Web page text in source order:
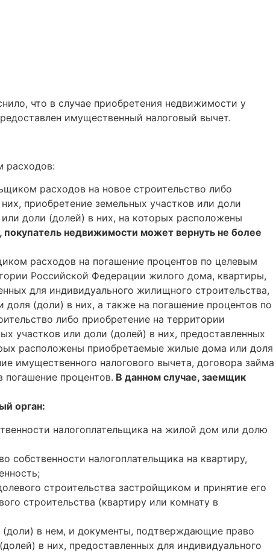
что в случае приобретения недвижимости у
имущественный налоговый вычет.
расходов:
расходов на новое строительство либо
приобретение земельных участков или доли
доли (долей) в них, на которых расположены
покупатель недвижимости может вернуть не более
расходов на погашение процентов по целевым
Российской Федерации жилого дома, квартиры,
для индивидуального жилищного строительства,
(доли) в них, а также на погашение процентов по
либо приобретение на территории
участков или доли (долей) в них, предоставленных
расположены приобретаемые жилые дома или доля
имущественного налогового вычета, договора займа
процентов. В данном случае, заемщик
орган:
налогоплательщика на жилой дом или долю
налогоплательщика на квартиру,
строительства застройщиком и принятие его
строительства (квартиру или комнату в
в нем, и документы, подтверждающие право
в них, предоставленных для индивидуального